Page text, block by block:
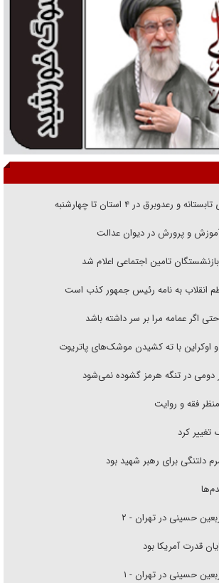
در ۴ استان تا چهارشنبه
تامین اجتماعی اعلام شد
انقلاب به نامه رئیس جمهور کذب است
اگر عمامه مرا بر سر داشته باشد
اوکراین با ته کشیدن موشک‌های پاتریوت
در تنگه هرمز گشوده نمی‌شود
فقه و روایت
تغییر کرد
برای رهبر شهید بود
حسینی در تهران - ۲
قدرت آمریکا بود
حسینی در تهران - ۱